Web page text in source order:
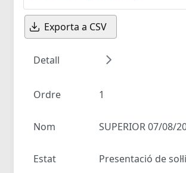
Exporta a CSV
Detall
Ordre 1
Nom SUPERIOR 07/08/
Estat Presentació de